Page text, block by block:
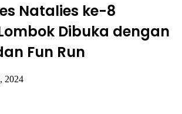
Natalies ke-8
Dibuka dengan
Fun Run
2024